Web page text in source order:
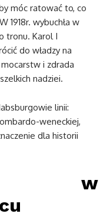
móc ratować to, co
1918r. wybuchła w
tronu. Karol I
do władzy na
i zdrada
nadziei.
linii:
weneckiej,
dla historii
w